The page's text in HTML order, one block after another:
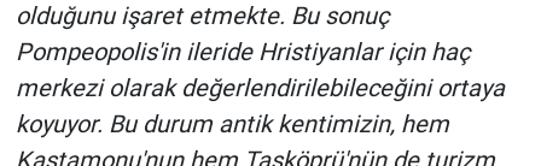
olduğunu işaret etmekte. Bu sonuç
Pompeopolis'in ileride Hristiyanlar için haç
merkezi olarak değerlendirilebileceğini ortaya
koyuyor. Bu durum antik kentimizin, hem
Kastamonu'nun hem Taşköprü'nün de turizm